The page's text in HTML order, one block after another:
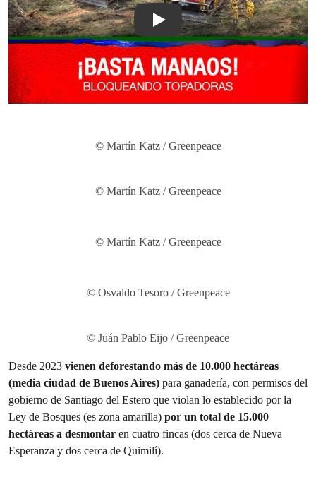
Play
© Martín Katz / Greenpeace
© Martín Katz / Greenpeace
© Martín Katz / Greenpeace
© Osvaldo Tesoro / Greenpeace
© Juán Pablo Eijo / Greenpeace
Desde 2023 vienen deforestando más de 10.000 hectáreas
(media ciudad de Buenos Aires) para ganadería, con permisos del
gobierno de Santiago del Estero que violan lo establecido por la
Ley de Bosques (es zona amarilla) por un total de 15.000
hectáreas a desmontar en cuatro fincas (dos cerca de Nueva
Esperanza y dos cerca de Quimilí).